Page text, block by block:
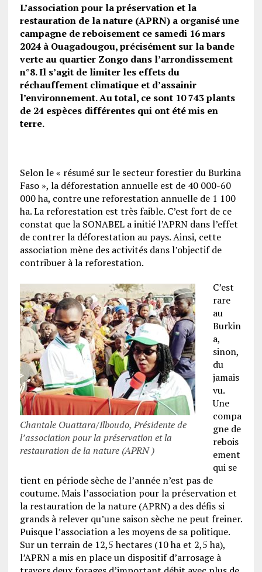
L’association pour la préservation et la
restauration de la nature (APRN) a organisé une
campagne de reboisement ce samedi 16 mars
2024 à Ouagadougou, précisément sur la bande
verte au quartier Zongo dans l’arrondissement
n°8. Il s’agit de limiter les effets du
réchauffement climatique et d’assainir
l’environnement. Au total, ce sont 10 743 plants
de 24 espèces différentes qui ont été mis en
terre.
Selon le « résumé sur le secteur forestier du Burkina
Faso », la déforestation annuelle est de 40 000-60
000 ha, contre une reforestation annuelle de 1 100
ha. La reforestation est très faible. C’est fort de ce
constat que la SONABEL a initié l’APRN dans l’effet
de contrer la déforestation au pays. Ainsi, cette
association mène des activités dans l’objectif de
contribuer à la reforestation.
Chantale Ouattara/Ilboudo, Présidente de
l’association pour la préservation et la
restauration de la nature (APRN )
C’est
rare
au
Burkin
a,
sinon,
du
jamais
vu.
Une
compa
gne de
rebois
ement
qui se
tient en période sèche de l’année n’est pas de
coutume. Mais l’association pour la préservation et
la restauration de la nature (APRN) a des défis si
grands à relever qu’une saison sèche ne peut freiner.
Puisque l’association a les moyens de sa politique.
Sur un terrain de 12,5 hectares (10 ha et 2,5 ha),
l’APRN a mis en place un dispositif d’arrosage à